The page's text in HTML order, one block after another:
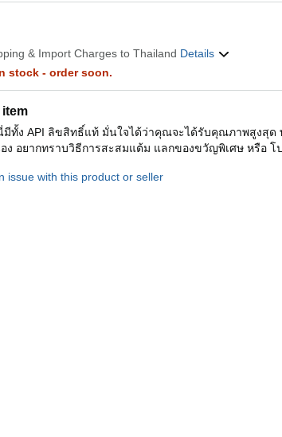
& Import Charges to Thailand Details
stock - order soon.
มีทั้ง API ลิขสิทธิ์แท้ มั่นใจได้ว่าคุณจะได้รับคุณภาพสูงสุด
อง อยากทราบวิธีการสะสมแต้ม แลกของขวัญพิเศษ หรือ โ
issue with this product or seller